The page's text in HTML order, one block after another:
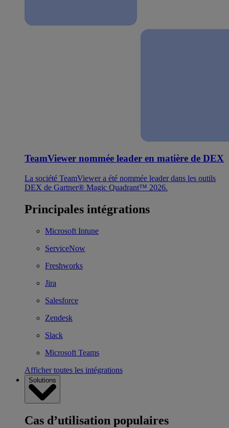
TeamViewer nommée leader en matière de DEX
La société TeamViewer a été nommée leader dans les outils
DEX de Gartner® Magic Quadrant™ 2026.
Principales intégrations
Microsoft Intune
ServiceNow
Freshworks
Jira
Salesforce
Zendesk
Slack
Microsoft Teams
Afficher toutes les intégrations
Solutions
Cas d’utilisation populaires